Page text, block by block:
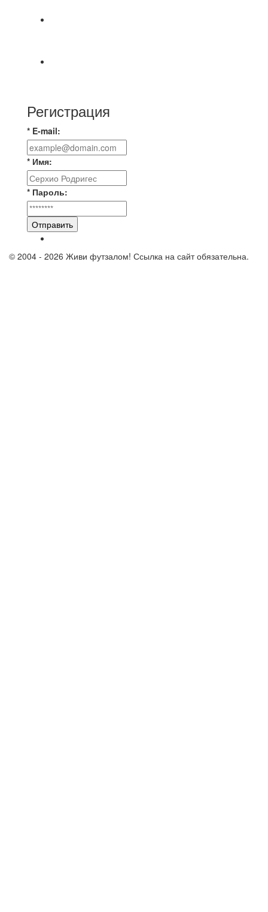
Регистрация
* E-mail:
* Имя:
* Пароль:
Отправить
© 2004 - 2026 Живи футзалом! Ссылка на сайт обязательна.